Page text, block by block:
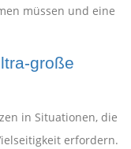
müssen und eine
große
in Situationen, die
erfordern.